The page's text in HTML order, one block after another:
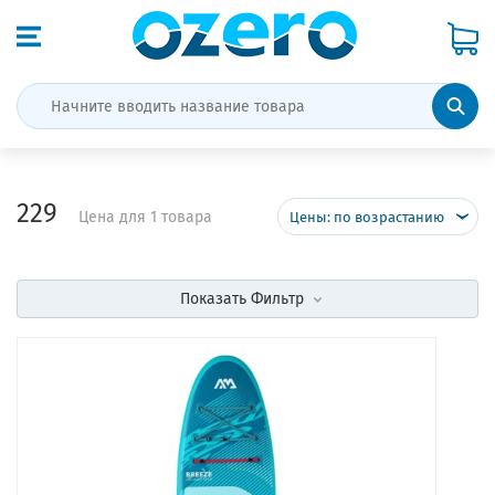
229 Цена для 1 товара Цены: по возрастанию
ПоказатьФильтр